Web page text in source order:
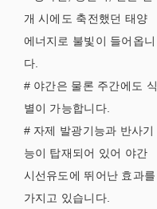
개 시에도 축전했던 태양
에너지로 불빛이 들어옵니
다.
# 야간은 물론 주간에도 식
별이 가능합니다.
# 자제 발광기능과 반사기
능이 탑재되어 있어 야간
시선유도에 뛰어난 효과를
가지고 있습니다.